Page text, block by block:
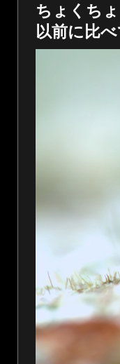
ちょくち
以前に比